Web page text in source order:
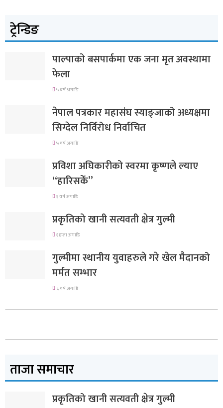
ट्रेन्डिङ
पाल्पाको बसपार्कमा एक जना मृत अवस्थामा
फेला
५ वर्ष अगाडि
नेपाल पत्रकार महासंघ स्याङ्जाको अध्यक्षमा
सिग्देल निर्विरोध निर्वाचित
५ वर्ष अगाडि
प्रविशा अघिकारीको स्वरमा कृष्णले ल्याए
“हारिसकेँ”
१ वर्ष अगाडि
प्रकृतिको खानी सत्यवती क्षेत्र गुल्मी
१ हप्ता अगाडि
गुल्मीमा स्थानीय युवाहरुले गरे खेल मैदानको
मर्मत सम्भार
६ वर्ष अगाडि
ताजा समाचार
प्रकृतिको खानी सत्यवती क्षेत्र गुल्मी